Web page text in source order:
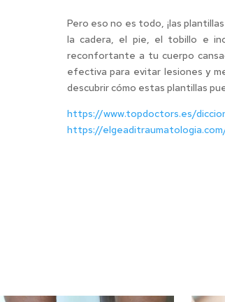
Pero eso no es todo, ¡las
la cadera, el pie, el tobillo e
reconfortante a tu cuerpo
efectiva para evitar lesiones y
descubrir cómo estas plantillas
https://www.topdoctors.es/
https://